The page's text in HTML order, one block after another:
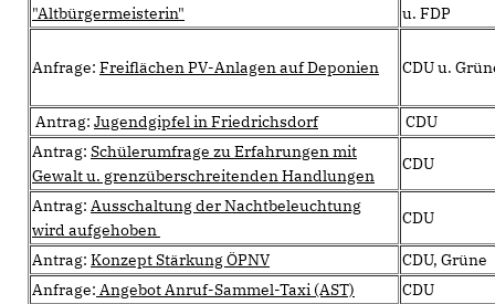
"Altbürgermeisterin"
u. FDP
Anfrage: Freiflächen PV-Anlagen auf Deponien CDU u.
Antrag: Jugendgipfel in Friedrichsdorf
CDU
Antrag: Schülerumfrage zu Erfahrungen mit
Gewalt u. grenzüberschreitenden Handlungen
CDU
Antrag: Ausschaltung der Nachtbeleuchtung
wird aufgehoben
CDU
Antrag: Konzept Stärkung ÖPNV
CDU, Grüne
Anfrage: Angebot Anruf-Sammel-Taxi (AST) CDU